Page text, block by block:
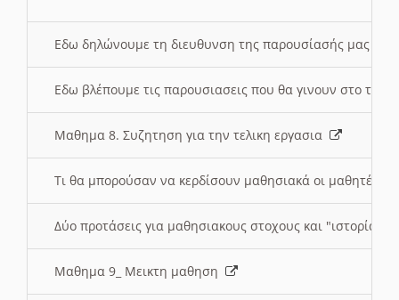
Εδω δηλώνουμε τη διευθυνση της παρουσίασής μας
Εδω βλέπουμε τις παρουσιασεις που θα γινουν στο
Μαθημα 8. Συζητηση για την τελικη εργασια
Τι θα μπορούσαν να κερδίσουν μαθησιακά οι μαθητές/
Δύο προτάσεις για μαθησιακους στοχους και "ιστορία"
Μαθημα 9_ Μεικτη μαθηση